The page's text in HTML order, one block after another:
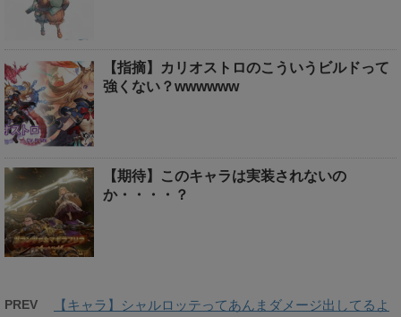
【指摘】カリオストロのこういうビルドって
強くない？wwwwww
【期待】このキャラは実装されないの
か・・・・？
PREV
【キャラ】シャルロッテってあんまダメージ出してるよ